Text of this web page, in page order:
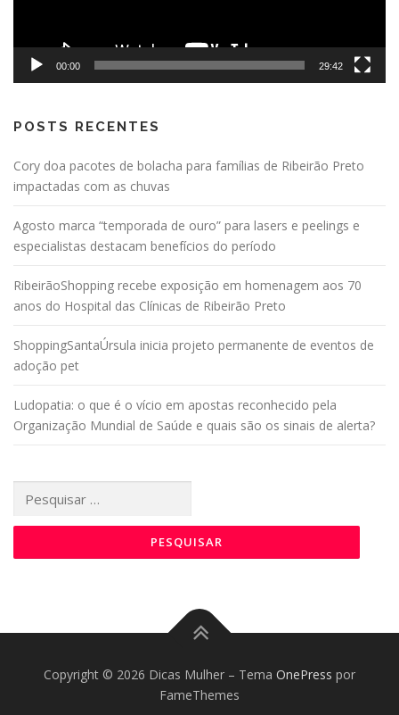
00:00 29:42
POSTS RECENTES
Cory doa pacotes de bolacha para famílias de Ribeirão Preto
impactadas com as chuvas
Agosto marca “temporada de ouro” para lasers e peelings e
especialistas destacam benefícios do período
RibeirãoShopping recebe exposição em homenagem aos 70
anos do Hospital das Clínicas de Ribeirão Preto
ShoppingSantaÚrsula inicia projeto permanente de eventos de
adoção pet
Ludopatia: o que é o vício em apostas reconhecido pela
Organização Mundial de Saúde e quais são os sinais de alerta?
por:
Copyright © 2026 Dicas Mulher – Tema OnePress por
FameThemes